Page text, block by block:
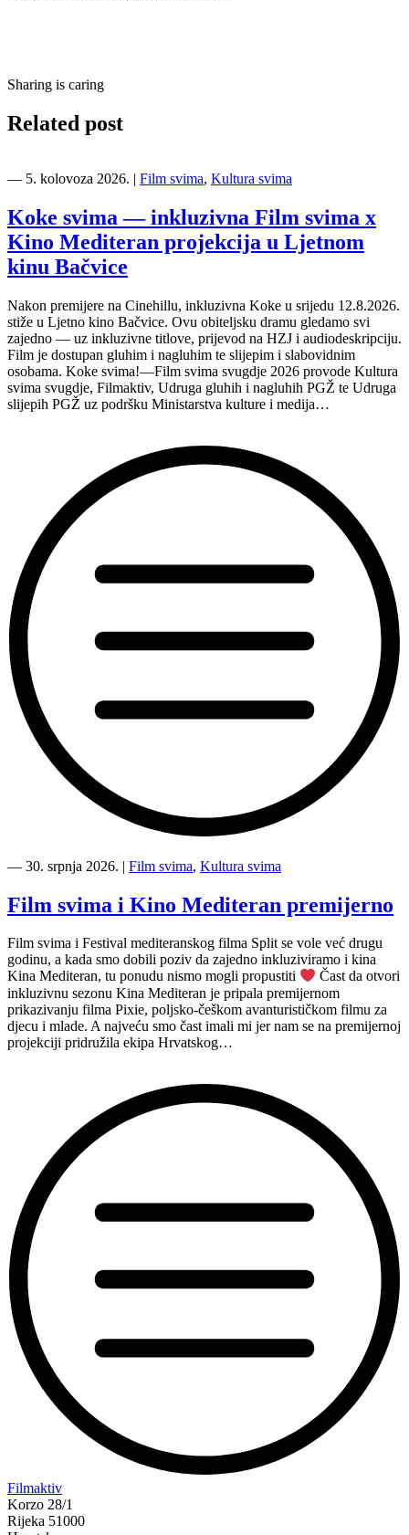
Sharing is caring
Related post
― 5. kolovoza 2026. | Film svima, Kultura svima
Koke svima — inkluzivna Film svima x
Kino Mediteran projekcija u Ljetnom
kinu Bačvice
Nakon premijere na Cinehillu, inkluzivna Koke u srijedu 12.8.2026.
stiže u Ljetno kino Bačvice. Ovu obiteljsku dramu gledamo svi
zajedno — uz inkluzivne titlove, prijevod na HZJ i audiodeskripciju.
Film je dostupan gluhim i nagluhim te slijepim i slabovidnim
osobama. Koke svima!—Film svima svugdje 2026 provode Kultura
svima svugdje, Filmaktiv, Udruga gluhih i nagluhih PGŽ te Udruga
slijepih PGŽ uz podršku Ministarstva kulture i medija…
svima
inkluzivna
Film
x
Kino
Mediteran
projekcija
u
Ljetnom
kinu
― 30. srpnja 2026. | Film svima, Kultura svima
Film svima i Kino Mediteran premijerno
Film svima i Festival mediteranskog filma Split se vole već drugu
godinu, a kada smo dobili poziv da zajedno inkluziviramo i kina
Kina Mediteran, tu ponudu nismo mogli propustiti
Čast da otvori
inkluzivnu sezonu Kina Mediteran je pripala premijernom
prikazivanju filma Pixie, poljsko-češkom avanturističkom filmu za
djecu i mlade. A najveću smo čast imali mi jer nam se na premijernoj
projekciji pridružila ekipa Hrvatskog…
“Film
svima
i
Filmaktiv
Korzo 28/1
Rijeka 51000